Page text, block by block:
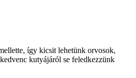
így kicsit lehetünk orvosok,
kutyájáról se feledkezzünk